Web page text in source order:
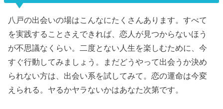
八戸の出会いの場はこんなにたくさんあります。すべて
を実践することさえできれば、恋人が見つからないほう
が不思議なくらい。二度とない人生を楽しむために、今
すぐ行動してみましょう。まだどうやって出会うか決め
られない方は、出会い系を試してみて。恋の運命は今変
えられる。ヤるかヤラないかはあなた次第です。